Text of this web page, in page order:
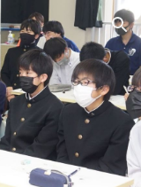
Skip to navigation